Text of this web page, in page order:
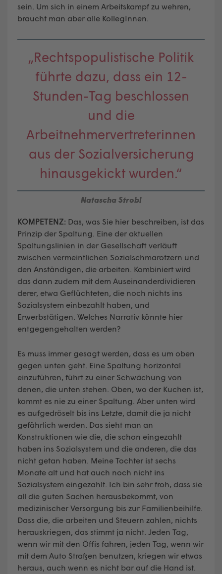
sein. Um sich in einem Arbeitskampf zu wehren,
braucht man aber alle KollegInnen.
„Rechtspopulistische Politik
führte dazu, dass ein 12-
Stunden-Tag beschlossen
und die
Arbeitnehmervertreterinnen
aus der Sozialversicherung
hinausgekickt wurden.“
Natascha Strobl
KOMPETENZ: Das, was Sie hier beschreiben, ist das
Prinzip der Spaltung. Eine der aktuellen
Spaltungslinien in der Gesellschaft verläuft
zwischen vermeintlichen Sozialschmarotzern und
den Anständigen, die arbeiten. Kombiniert wird
das dann zudem mit dem Auseinanderdividieren
derer, etwa Geflüchteten, die noch nichts ins
Sozialsystem einbezahlt haben, und
Erwerbstätigen. Welches Narrativ könnte hier
entgegengehalten werden?
Es muss immer gesagt werden, dass es um oben
gegen unten geht. Eine Spaltung horizontal
einzuführen, führt zu einer Schwächung von
denen, die unten stehen. Oben, wo der Kuchen ist,
kommt es nie zu einer Spaltung. Aber unten wird
es aufgedröselt bis ins Letzte, damit die ja nicht
gefährlich werden. Das sieht man an
Konstruktionen wie die, die schon eingezahlt
haben ins Sozialsystem und die anderen, die das
nicht getan haben. Meine Tochter ist sechs
Monate alt und hat auch noch nicht ins
Sozialsystem eingezahlt. Ich bin sehr froh, dass sie
all die guten Sachen herausbekommt, von
medizinischer Versorgung bis zur Familienbeihilfe.
Dass die, die arbeiten und Steuern zahlen, nichts
herauskriegen, das stimmt ja nicht. Jeden Tag,
wenn wir mit den Öffis fahren, jeden Tag, wenn wir
mit dem Auto Straßen benutzen, kriegen wir etwas
heraus, auch wenn es nicht bar auf die Hand ist.